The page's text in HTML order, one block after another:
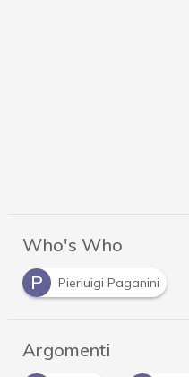
Who's Who
P
Pierluigi Paganini
Argomenti